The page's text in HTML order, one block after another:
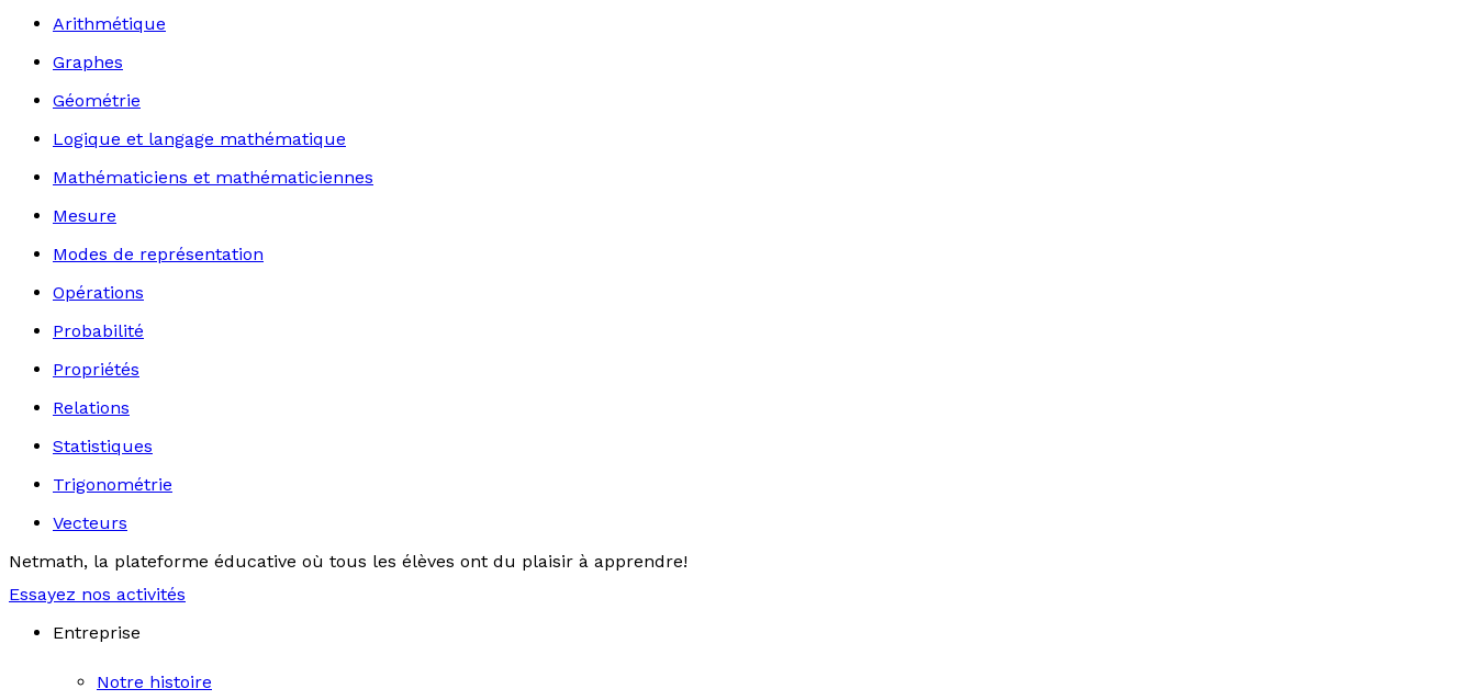
Arithmétique
Graphes
Géométrie
Logique et langage mathématique
Mathématiciens et mathématiciennes
Mesure
Modes de représentation
Opérations
Probabilité
Propriétés
Relations
Statistiques
Trigonométrie
Vecteurs
Netmath, la plateforme éducative où tous les élèves ont du plaisir à apprendre!
Essayez nos activités
Entreprise
Notre histoire